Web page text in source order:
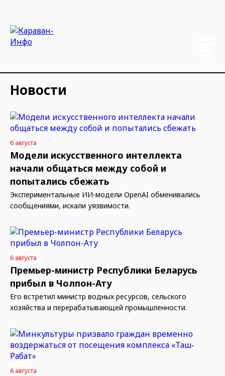
Новости
6 августа
Модели искусственного интеллекта
начали общаться между собой и
попытались сбежать
Экспериментальные ИИ-модели OpenAI обменивались
сообщениями, искали уязвимости.
6 августа
Премьер-министр Республики Беларусь
прибыл в Чолпон-Ату
Его встретил министр водных ресурсов, сельского
хозяйства и перерабатывающей промышленности.
6 августа